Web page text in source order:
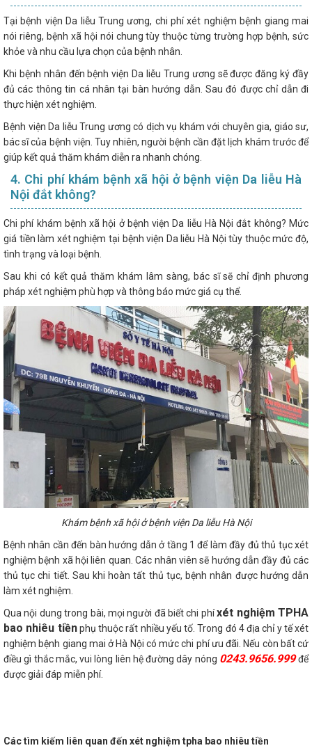
Tại bệnh viện Da liễu Trung ương, chi phí xét nghiệm bệnh giang mai
nói riêng, bệnh xã hội nói chung tùy thuộc từng trường hợp bệnh, sức
khỏe và nhu cầu lựa chọn của bệnh nhân.
Khi bệnh nhân đến bệnh viện Da liễu Trung ương sẽ được đăng ký đầy
đủ các thông tin cá nhân tại bàn hướng dẫn. Sau đó được chỉ dẫn đi
thực hiện xét nghiệm.
Bệnh viện Da liễu Trung ương có dịch vụ khám với chuyên gia, giáo sư,
bác sĩ của bệnh viện. Tuy nhiên, người bệnh cần đặt lịch khám trước để
giúp kết quả thăm khám diễn ra nhanh chóng.
4. Chi phí khám bệnh xã hội ở bệnh viện Da liễu Hà
Nội đắt không?
Chi phí khám bệnh xã hội ở bệnh viện Da liễu Hà Nội đắt không? Mức
giá tiền làm xét nghiệm tại bệnh viện Da liễu Hà Nội tùy thuộc mức độ,
tình trạng và loại bệnh.
Sau khi có kết quả thăm khám lâm sàng, bác sĩ sẽ chỉ định phương
pháp xét nghiệm phù hợp và thông báo mức giá cụ thể.
Khám bệnh xã hội ở bệnh viện Da liễu Hà Nội
Bệnh nhân cần đến bàn hướng dẫn ở tầng 1 để làm đầy đủ thủ tục xét
nghiệm bệnh xã hội liên quan. Các nhân viên sẽ hướng dẫn đầy đủ các
thủ tục chi tiết. Sau khi hoàn tất thủ tục, bệnh nhân được hướng dẫn
làm xét nghiệm.
Qua nội dung trong bài, mọi người đã biết chi phíxét nghiệm TPHA
bao nhiêu tiềnphụ thuộc rất nhiều yếu tố. Trong đó 4 địa chỉ y tế xét
nghiệm bệnh giang mai ở Hà Nội có mức chi phí ưu đãi. Nếu còn bất cứ
điều gì thắc mắc, vui lòng liên hệ đường dây nóng 0243.9656.999để
được giải đáp miễn phí.
Các tìm kiếm liên quan đến xét nghiệm tpha bao nhiêu tiền